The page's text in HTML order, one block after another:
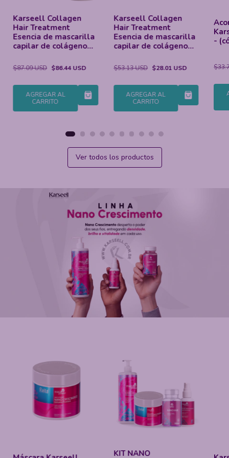
Karseell Collagen
Hair Treatment
Esencia de mascarilla
capilar de colágeno
dañado - (cópia) -
(cópia)
$53.13 USD $28.01 USD
AGREGAR AL
CARRITO
Acondicionador
Karseell liso brillante
- (cópia)
$33.76 USD $21.55 USD
AGREGAR AL
CARRITO
Ver todos los productos
KIT NANO